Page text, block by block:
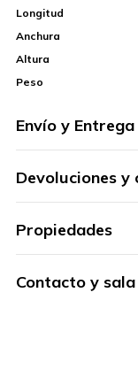
Longitud
Anchura
Altura
Peso
Envío y Entrega
Devoluciones y
Propiedades
Contacto y